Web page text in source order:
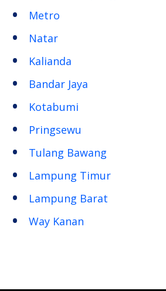
Metro
Natar
Kalianda
Bandar Jaya
Kotabumi
Pringsewu
Tulang Bawang
Lampung Timur
Lampung Barat
Way Kanan